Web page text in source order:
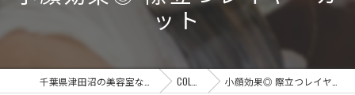
ット
COLUMN 小顔効果◎ 際立つレイヤーカット